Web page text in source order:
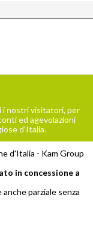
i nostri visitatori, per
ed agevolazioni
d’Italia.
d'Italia - Kam Group
in concessione a
parziale senza